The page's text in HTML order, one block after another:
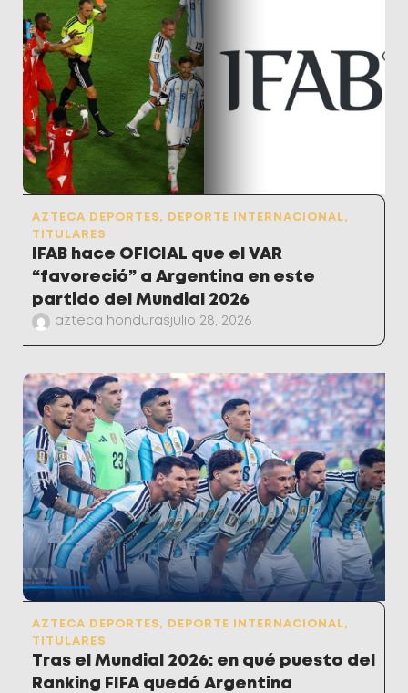
AZTECA DEPORTES, DEPORTE INTERNACIONAL,
TITULARES
IFAB hace OFICIAL que el VAR
“favoreció” a Argentina en este
partido del Mundial 2026
azteca hondurasjulio 28, 2026
AZTECA DEPORTES, DEPORTE INTERNACIONAL,
TITULARES
Tras el Mundial 2026: en qué puesto del
Ranking FIFA quedó Argentina